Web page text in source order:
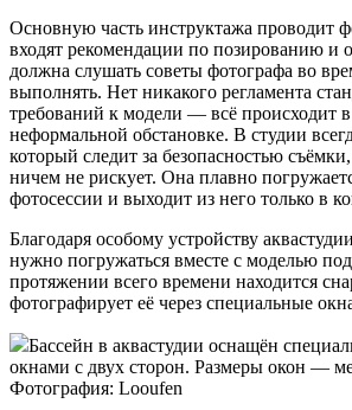
Основную часть инструктажа проводит
входят рекомендации по позированию и
должна слушать советы фотографа во
выполнять. Нет никакого регламента
требований к модели — всё происходит в
неформальной обстановке. В студии
который следит за безопасностью
ничем не рискует. Она плавно
фотосессии и выходит из него только в
Благодаря особому устройству
нужно погружаться вместе с моделью
протяжении всего времени находится
фотографирует её через специальные
Бассейн в аквастудии оснащён
окнами с двух сторон. Размеры окон —
Фотография: Looufen